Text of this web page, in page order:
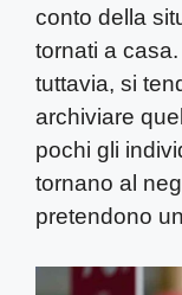
conto della
tornati a
tuttavia, si
archiviare
pochi gli
tornano al
pretendono